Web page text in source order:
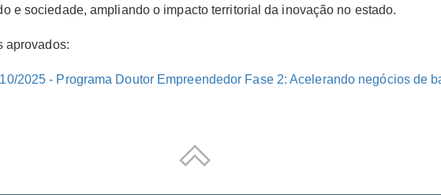
e sociedade, ampliando o impacto territorial da inovação no estado.
aprovados:
2025 - Programa Doutor Empreendedor Fase 2: Acelerando negócios de